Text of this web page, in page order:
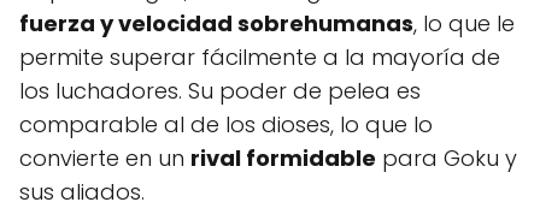
fuerza y velocidad sobrehumanas, lo que le
permite superar fácilmente a la mayoría de
los luchadores. Su poder de pelea es
comparable al de los dioses, lo que lo
convierte en un rival formidable para Goku y
sus aliados.